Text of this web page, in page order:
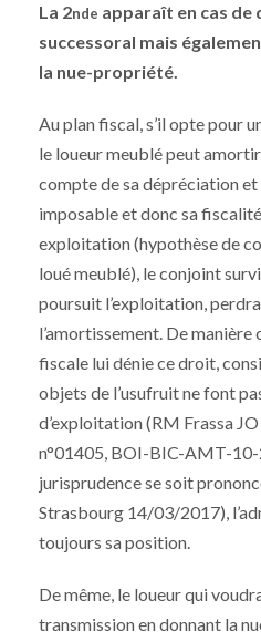
La 2nde apparaît en cas de
successoral mais
la nue-propriété.
Au plan fiscal, s’il opte pour
le loueur meublé peut
compte de sa dépréciation
imposable et donc sa
exploitation (hypothèse de
loué meublé), le conjoint
poursuit l’exploitation,
l’amortissement. De
fiscale lui dénie ce droit,
objets de l’usufruit ne font
d’exploitation (RM Frassa
n°01405, BOI-BIC-AMT-10-
jurisprudence se soit
Strasbourg 14/03/2017),
toujours sa position.
De même, le loueur qui
transmission en donnant la